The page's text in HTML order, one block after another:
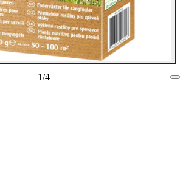
1/4